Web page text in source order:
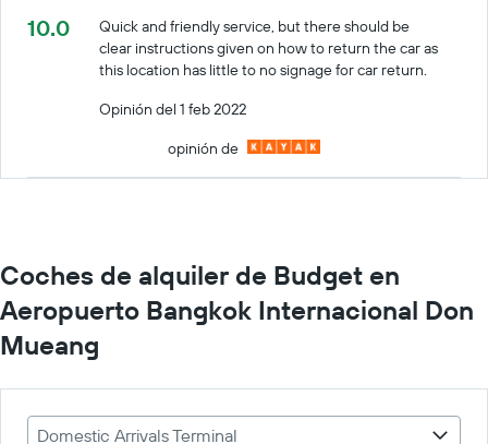
10.0
Quick and friendly service, but there should be
clear instructions given on how to return the car as
this location has little to no signage for car return.
Opinión del 1 feb 2022
opinión de
Coches de alquiler de Budget en
Aeropuerto Bangkok Internacional Don
Mueang
Domestic Arrivals Terminal